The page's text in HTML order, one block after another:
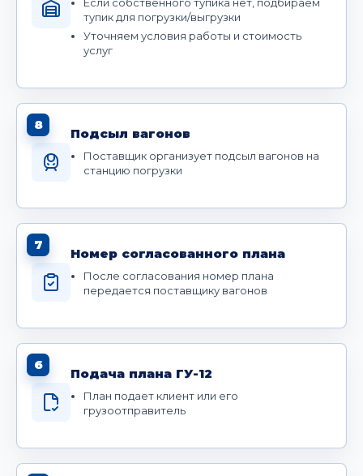
тупик для погрузки/выгрузки
Уточняем условия работы и стоимость
услуг
8
Подсыл вагонов
Поставщик организует подсыл вагонов на
станцию погрузки
7
Номер согласованного плана
После согласования номер плана
передается поставщику вагонов
6
Подача плана ГУ-12
План подает клиент или его
грузоотправитель